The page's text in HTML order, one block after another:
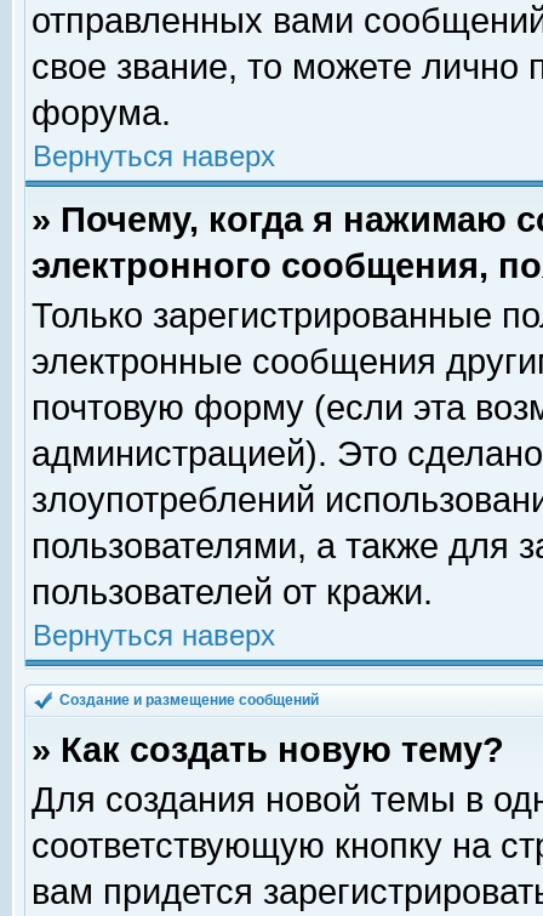
отправленных вами
свое звание, то можете лично
форума.
Вернуться наверх
» Почему, когда я нажимаю
электронного сообщения,
Только зарегистрированные
электронные сообщения
почтовую форму (если эта
администрацией). Это
злоупотреблений
пользователями, а также для
пользователей от кражи.
Вернуться наверх
Создание и размещение сообщений
» Как создать новую тему?
Для создания новой темы в
соответствующую кнопку на
вам придется